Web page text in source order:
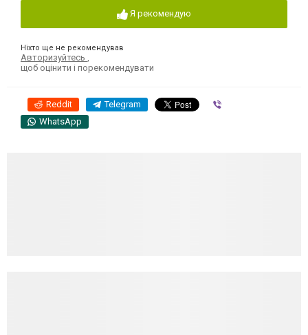
Я рекомендую
Ніхто ще не рекомендував
Авторизуйтесь
щоб оцінити і порекомендувати
Reddit Telegram
WhatsApp